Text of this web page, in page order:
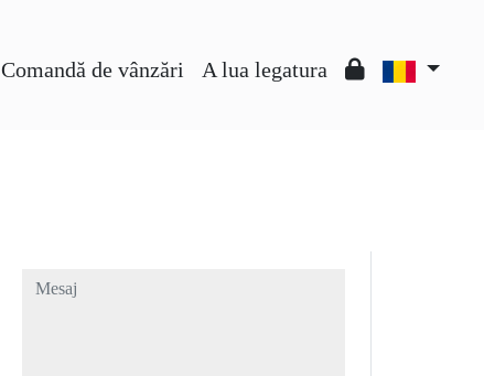
Comandă de vânzări A lua legatura
Mesaj